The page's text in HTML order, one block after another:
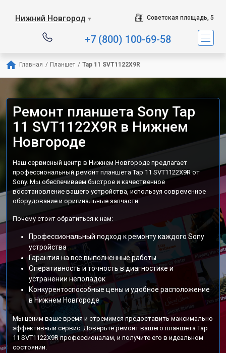
Нижний Новгород ▼ Советская площадь, 5
+7 (800) 100-69-58
Главная / Планшет / Tap 11 SVT1122X9R
Ремонт планшета Sony Tap
11 SVT1122X9R в Нижнем
Новгороде
Наш сервисный центр в Нижнем Новгороде предлагает
профессиональный ремонт планшета Tap 11 SVT1122X9R от
Sony. Мы обеспечиваем быстрое и качественное
восстановление вашего устройства, используя современное
оборудование и оригинальные запчасти.
Почему стоит обратиться к нам:
Профессиональный подход к ремонту каждого Sony
устройства
Гарантия на все выполненные работы
Оперативность и точность в диагностике и
устранении неполадок
Конкурентоспособные цены и удобное расположение
в Нижнем Новгороде
Мы ценим ваше время и стремимся предоставить максимально
эффективный сервис. Доверьте ремонт вашего планшета Tap
11 SVT1122X9R профессионалам, и получите его в идеальном
состоянии.